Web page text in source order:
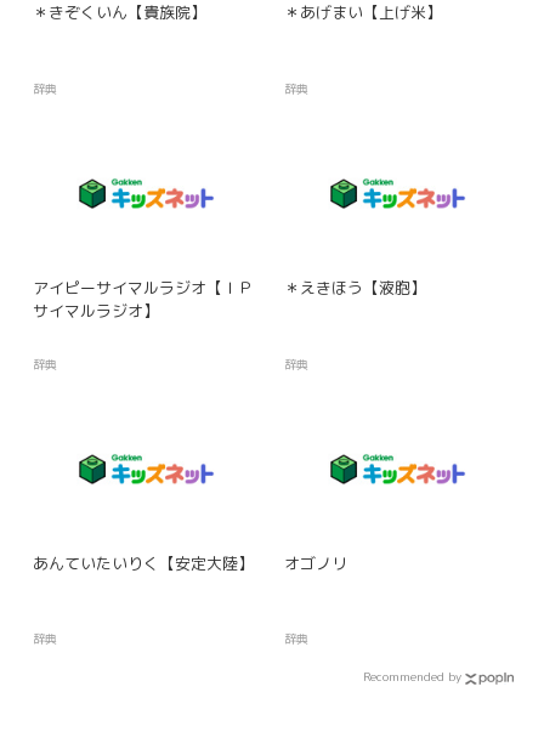
＊きぞくいん【貴族院】
辞典
＊あげまい【上げ米】
辞典
アイピーサイマルラジオ【ＩＰ
サイマルラジオ】
辞典
＊えきほう【液胞】
辞典
あんていたいりく【安定大陸】
辞典
オゴノリ
辞典
Recommended by